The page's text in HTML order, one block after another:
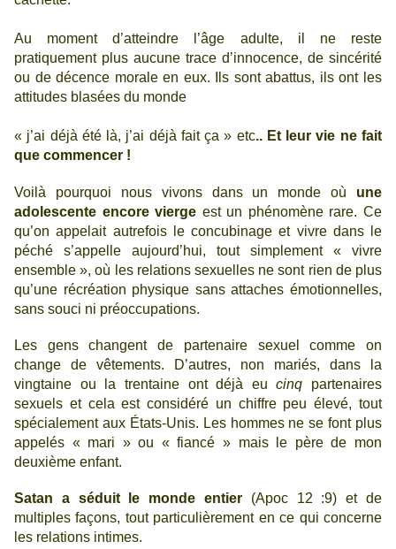
Au moment d’atteindre l’âge adulte, il ne reste
pratiquement plus aucune trace d’innocence, de sincérité
ou de décence morale en eux. Ils sont abattus, ils ont les
attitudes blasées du monde
« j’ai déjà été là, j’ai déjà fait ça » etc.. Et leur vie ne fait
que commencer !
Voilà pourquoi nous vivons dans un monde où une
adolescente encore vierge est un phénomène rare. Ce
qu’on appelait autrefois le concubinage et vivre dans le
péché s’appelle aujourd’hui, tout simplement « vivre
ensemble », où les relations sexuelles ne sont rien de plus
qu’une récréation physique sans attaches émotionnelles,
sans souci ni préoccupations.
Les gens changent de partenaire sexuel comme on
change de vêtements. D’autres, non mariés, dans la
vingtaine ou la trentaine ont déjà eucinq partenaires
sexuels et cela est considéré un chiffre peu élevé, tout
spécialement aux États-Unis. Les hommes ne se font plus
appelés « mari » ou « fiancé » mais le père de mon
deuxième enfant.
Satan a séduit le monde entier (Apoc 12 :9) et de
multiples façons, tout particulièrement en ce qui concerne
les relations intimes.